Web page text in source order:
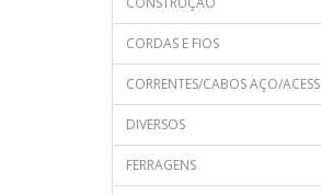
CORDAS E FIOS
CORRENTES/CABOS AÇO/ACESS
DIVERSOS
FERRAGENS